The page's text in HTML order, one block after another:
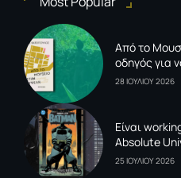
Από το
οδηγός για
28 ΙΟΥΛΙΟΥ 2026
Είναι
Absolute
25 ΙΟΥΛΙΟΥ 2026